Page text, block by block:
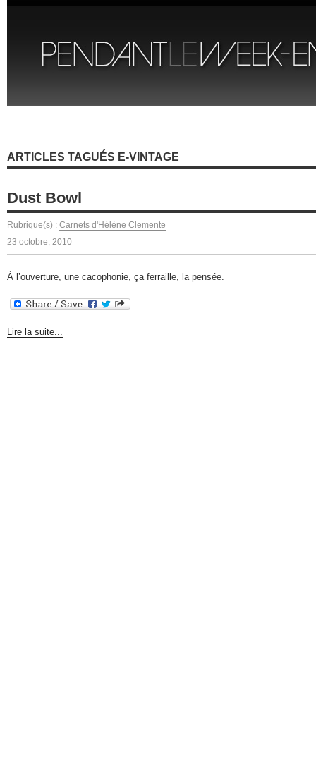
ARTICLES TAGUÉS E-VINTAGE
Dust Bowl
Rubrique(s) : Carnets d'Hélène Clemente
23 octobre, 2010
À l’ouverture, une cacophonie, ça ferraille, la pensée.
Lire la suite...